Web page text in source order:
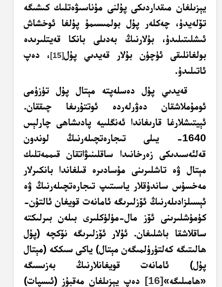
يېزىلغان مىقداردىكى پۇلنى مۇناسىۋەتلىك كىشىگە
تۆلەيدۇ، چەكلەر پۇل بولمىسىمۇ پۇلغا ئوخشاش
ئىشلىتىلىدۇ، بۇلارنىڭ بەدىلى بانكا قەيتلىرىدە
بولغانلىقى ئۈچۈن بۇلار قەيدىي پۇل[15] ، دەپ
ئاتىلىدۇ.
قەيدىي پۇل دەسلەپتە مېتال پۇل تۈزۈمى
ئومۇملاشقان دەۋرلەردە ئوتتۇرىغا چىققان.
ئېيتىشلارغا قارىغاندائەنگلىيە پادىشاھى چارلېس
1640- يىلى تىجارەتچىلەرنىڭ لوندون
قەلئەسىدىكى زەرخانىدا ساقلىنىۋاتقان قىممەتلىك
مېتال ۋە تاشلىرىنى مۇسادىرە قىلغاندا بانكىرلار
مەخسۇس ساندۇقلار ياسىتىپ تىجارەتچىلەرنىڭ ۋە
ئېسىلزادىلەرنىڭ ئۆزلىرىگە ئامانەت قويغان ئالتۇن-
كۈمۈشلىرىنى ئۆز مال-مۈلۈكلىرى بىلەن بىرلىكتە
ساقلاشقا باشلىغان. ئۇلار ئۆزلىرىگە نۆكچە (پۇل
ھالىتىگە كەلتۈرۈلمىگەن مېتال) ياكى سىككە (مېتال
پۇل) ئامانەت قويغانلارنىڭ بەزىسىگە
«ھامىلىگە»[16] دەپ يېزىلغان مەقبۇز (ئىسپات)